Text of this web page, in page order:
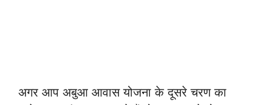
अगर आप अबुआ आवास योजना के दूसरे चरण का